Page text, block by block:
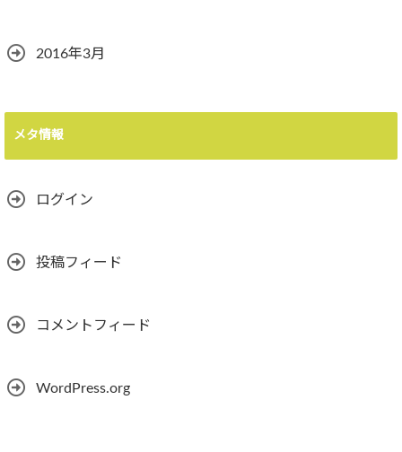
2016年3月
メタ情報
ログイン
投稿フィード
コメントフィード
WordPress.org